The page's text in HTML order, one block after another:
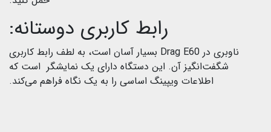
رابط کاربری دوستانه:
ناوبری در Drag E60 بسیار آسان است، به لطف رابط کاربری
شگفت‌انگیز آن. این دستگاه دارای یک نمایشگر است که
اطلاعات ویپینگ اساسی را به یک نگاه فراهم می‌کند.